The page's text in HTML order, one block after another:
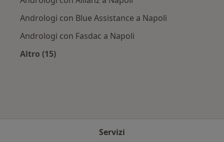
Andrologi con Blue Assistance a Napoli
Andrologi con Fasdac a Napoli
Altro (15)
Servizi